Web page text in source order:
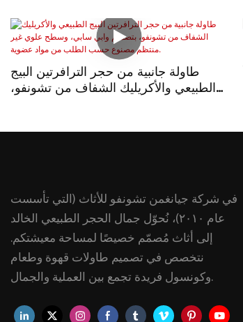
طاولة جانبية من حجر الترافرتين البيج
الطبيعي والأكريليك الشفاف من تشونفو،
في شركة جيانغمن تشونفو للأثاث (التي تأسست
عام ٢٠١٠)، نُحوّل جمال الحجر الطبيعي الخالد
إلى أثاث مُصمّم خصيصًا لمساحة معيشتكم.
نتخصص في تصميم طاولات قهوة وطعام
وكونسول فريدة تجمع بين العملية والجمال.